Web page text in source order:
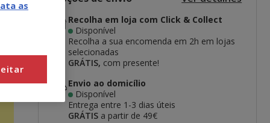
Recolha em loja com Click & Collect
Disponível
Recolha a sua encomenda em 2h em lojas
selecionadas
GRÁTIS, com presente!
Envio ao domicílio
Disponível
Entrega entre 1-3 dias úteis
GRÁTIS a partir de 49€
as